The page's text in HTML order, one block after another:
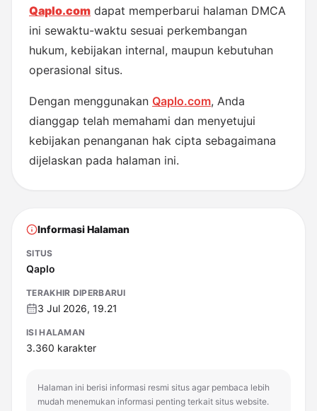
Qaplo.com dapat memperbarui halaman DMCA
ini sewaktu-waktu sesuai perkembangan
hukum, kebijakan internal, maupun kebutuhan
operasional situs.
Dengan menggunakan Qaplo.com, Anda
dianggap telah memahami dan menyetujui
kebijakan penanganan hak cipta sebagaimana
dijelaskan pada halaman ini.
Informasi Halaman
SITUS
Qaplo
TERAKHIR DIPERBARUI
3 Jul 2026, 19.21
ISI HALAMAN
3.360 karakter
Halaman ini berisi informasi resmi situs agar pembaca lebih
mudah menemukan informasi penting terkait situs website.